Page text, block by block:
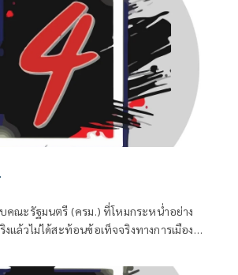
คณะรัฐมนตรี (ครม.) ที่โหมกระหน่ำอย่าง
แล้วไม่ได้สะท้อนข้อเท็จจริงทางการเมือง
อกลุ่มคนนอกที่ไม่ชอบรัฐบาล พยายามดิส